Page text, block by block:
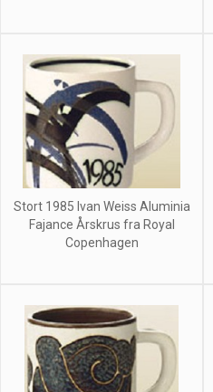
Stort 1985 Ivan Weiss Aluminia
Fajance Årskrus fra Royal
Copenhagen